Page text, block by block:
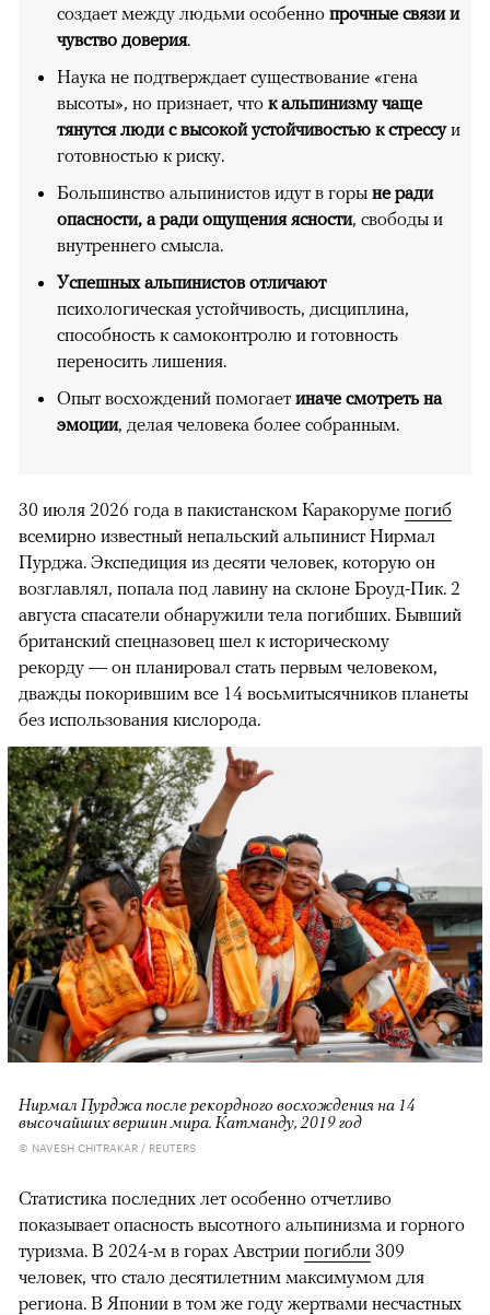
создает между людьми особенно прочные связи и
чувство доверия.
Наука не подтверждает существование «гена
высоты», но признает, что к альпинизму чаще
тянутся люди с высокой устойчивостью к стрессуи
готовностью к риску.
Большинство альпинистов идут в горы не ради
опасности, а ради ощущения ясности, свободы и
внутреннего смысла.
Успешных альпинистов отличают
психологическая устойчивость, дисциплина,
способность к самоконтролю и готовность
переносить лишения.
Опыт восхождений помогает иначе смотреть на
эмоции, делая человека более собранным.
30 июля 2026 года в пакистанском Каракоруме погиб
всемирно известный непальский альпинист Нирмал
Пурджа. Экспедиция из десяти человек, которую он
возглавлял, попала под лавину на склоне Броуд-Пик. 2
августа спасатели обнаружили тела погибших. Бывший
британский спецназовец шел к историческому
рекорду — он планировал стать первым человеком,
дважды покорившим все 14 восьмитысячников планеты
без использования кислорода.
Нирмал Пурджа после рекордного восхождения на 14
высочайших вершин мира. Катманду, 2019 год
© NAVESH CHITRAKAR / REUTERS
Статистика последних лет особенно отчетливо
показывает опасность высотного альпинизма и горного
туризма. В 2024-м в горах Австрии погибли 309
человек, что стало десятилетним максимумом для
региона. В Японии в том же году жертвами несчастных